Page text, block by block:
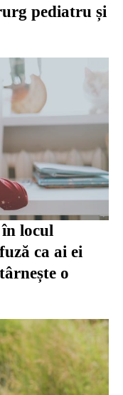
pediatru și
în locul
ca ai ei
o